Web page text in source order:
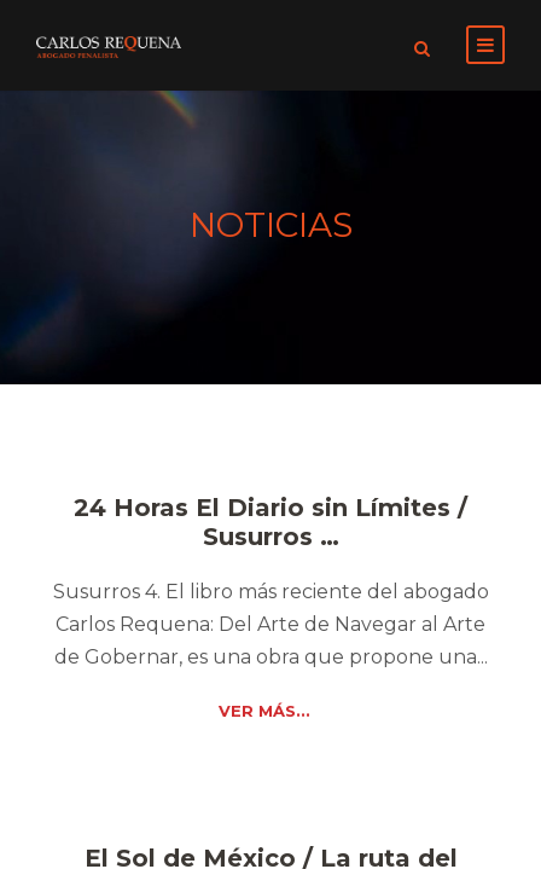
NOTICIAS
24 Horas El Diario sin Límites /
Susurros …
Susurros 4. El libro más reciente del abogado
Carlos Requena: Del Arte de Navegar al Arte
de Gobernar, es una obra que propone una...
VER MÁS...
El Sol de México / La ruta del